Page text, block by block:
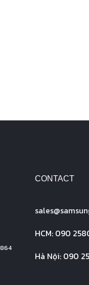
CONTACT
sales@
HCM: 090
Hà Nội: 090